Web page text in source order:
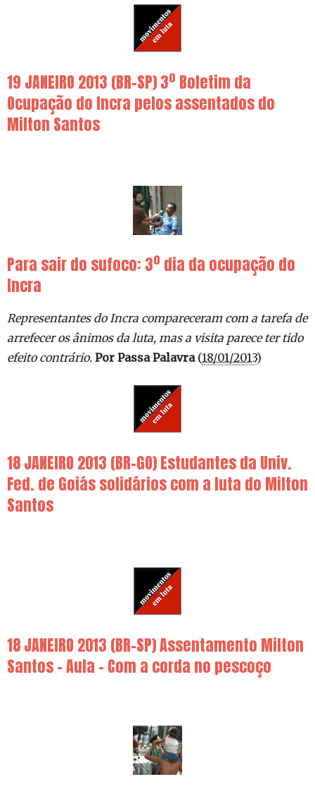
19 JANEIRO 2013 (BR-SP) 3º Boletim da
Ocupação do Incra pelos assentados do
Milton Santos
Para sair do sufoco: 3º dia da ocupação do
Incra
Representantes do Incra compareceram com a tarefa de
arrefecer os ânimos da luta, mas a visita parece ter tido
efeito contrário. Por Passa Palavra (18/01/2013)
18 JANEIRO 2013 (BR-GO) Estudantes da Univ.
Fed. de Goiás solidários com a luta do Milton
Santos
18 JANEIRO 2013 (BR-SP) Assentamento Milton
Santos – Aula – Com a corda no pescoço